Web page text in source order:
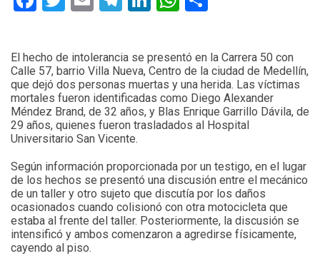
El hecho de intolerancia se presentó en la Carrera 50 con
Calle 57, barrio Villa Nueva, Centro de la ciudad de Medellín,
que dejó dos personas muertas y una herida. Las víctimas
mortales fueron identificadas como Diego Alexander
Méndez Brand, de 32 años, y Blas Enrique Garrillo Dávila, de
29 años, quienes fueron trasladados al Hospital
Universitario San Vicente.
Según información proporcionada por un testigo, en el lugar
de los hechos se presentó una discusión entre el mecánico
de un taller y otro sujeto que discutía por los daños
ocasionados cuando colisionó con otra motocicleta que
estaba al frente del taller. Posteriormente, la discusión se
intensificó y ambos comenzaron a agredirse físicamente,
cayendo al piso.